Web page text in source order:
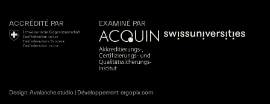
ACCRÉDITÉ PAR EXAMINÉ PAR
Design:Avalanche.studio | Développement:ergopix.com